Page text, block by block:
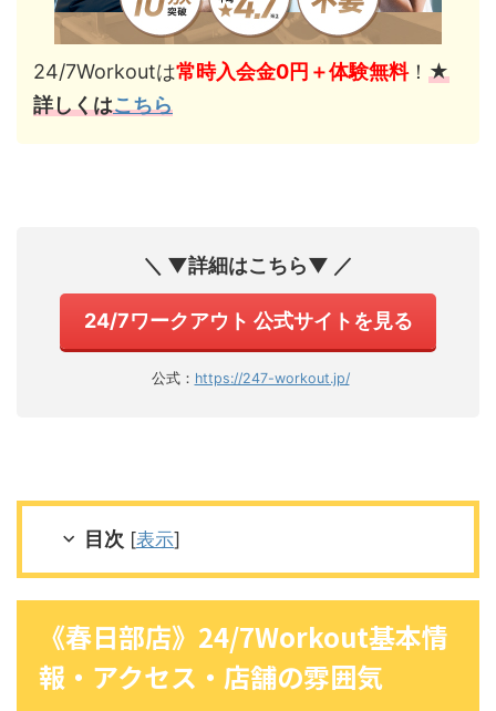
24/7Workoutは常時入会金0円＋体験無料！ ★
詳しくはこちら
＼ ▼詳細はこちら▼ ／
24/7ワークアウト 公式サイトを見る
公式： https://247-workout.jp/
目次 [表示]
《春日部店》24/7Workout基本情
報・アクセス・店舗の雰囲気